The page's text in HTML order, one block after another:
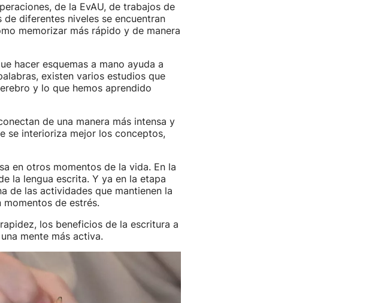
de la EvAU, de trabajos de
diferentes niveles se encuentran
memorizar más rápido y de manera
hacer esquemas a mano ayuda a
existen varios estudios que
y lo que hemos aprendido
de una manera más intensa y
se interioriza mejor los conceptos,
en otros momentos de la vida. En la
la lengua escrita. Y ya en la etapa
de las actividades que mantienen la
de estrés.
los beneficios de la escritura a
mente más activa.